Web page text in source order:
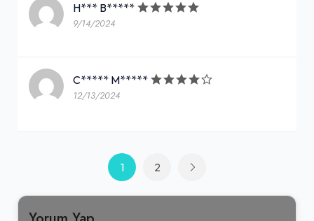
H*** B*****
9/14/2024
C***** M*****
12/13/2024
1 2